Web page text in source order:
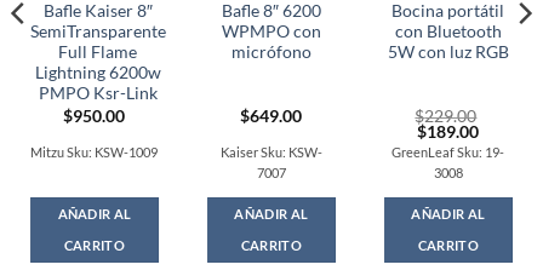
Bafle Kaiser 8″
SemiTransparente
Full Flame
Lightning 6200w
PMPO Ksr-Link
$950.00
Mitzu Sku: KSW-1009
AÑADIR AL
CARRITO
Bafle 8″ 6200
WPMPO con
micrófono
$649.00
Kaiser Sku: KSW-
7007
AÑADIR AL
CARRITO
Bocina portátil
con Bluetooth
5W con luz RGB
$229.00
Original
price
was:
$229.00.
$189.00Current
price
is:
GreenLeaf Sku: 19-
3008
AÑADIR AL
CARRITO